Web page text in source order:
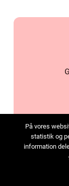
På vores
statistik og
information